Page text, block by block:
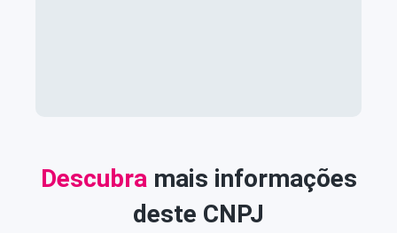
Descubra mais informações
deste CNPJ